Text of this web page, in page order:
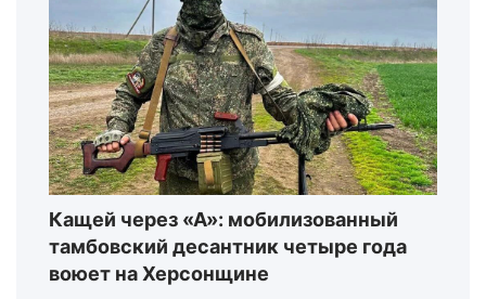
Кащей через «А»: мобилизованный
тамбовский десантник четыре года
воюет на Херсонщине